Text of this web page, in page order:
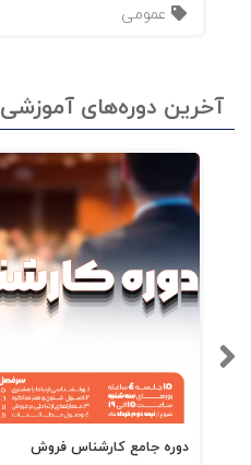
عمومی
آخرین دوره‌های آموزشی
دوره جامع کارشناس فروش